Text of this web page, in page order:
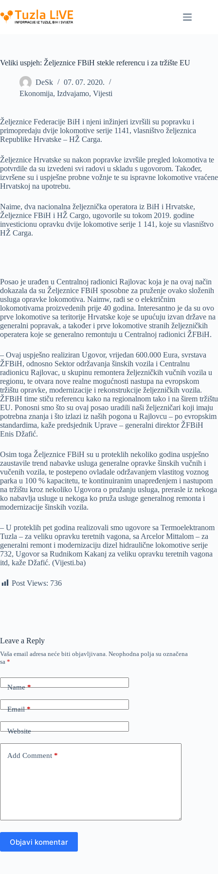
to
content
Veliki uspjeh: Željeznice FBiH stekle referencu i za tržište EU
DeSk
07. 07. 2020.
Ekonomija, Izdvajamo, Vijesti
Željeznice Federacije BiH i njeni inžinjeri izvršili su popravku i
primopredaju dvije lokomotive serije 1141, vlasništvo željeznica
Republike Hrvatske – HŽ Carga.
Željeznice Hrvatske su nakon popravke izvršile pregled lokomotiva te
potvrdile da su izvedeni svi radovi u skladu s ugovorom. Također,
izvršene su i uspješne probne vožnje te su ispravne lokomotive vraćene
Hrvatskoj na upotrebu.
Naime, dva nacionalna željeznička operatora iz BiH i Hrvatske,
Željeznice FBiH i HŽ Cargo, ugovorile su tokom 2019. godine
investicionu opravku dvije lokomotive serije 1 141, koje su vlasništvo
HŽ Carga.
Posao je urađen u Centralnoj radionici Rajlovac koja je na ovaj način
dokazala da su Željeznice FBiH sposobne za pruženje ovako složenih
usluga opravke lokomotiva. Naimw, radi se o električnim
lokomotivama proizvedenih prije 40 godina. Interesantno je da su ovo
prve lokomotive sa teritorije Hrvatske koje se upućuju izvan države na
generalni popravak, a također i prve lokomotive stranih željezničkih
operatera koje se generalno remontuju u Centralnoj radionici ŽFBiH.
– Ovaj uspješno realiziran Ugovor, vrijedan 600.000 Eura, svrstava
ŽFBiH, odnosno Sektor održavanja šinskih vozila i Centralnu
radionicu Rajlovac, u skupinu remontera željezničkih vučnih vozila u
regionu, te otvara nove realne mogućnosti nastupa na evropskom
tržištu opravke, modernizacije i rekonstrukcije željezničkih vozila.
ŽFBiH time stiču referencu kako na regionalnom tako i na širem tržištu
EU. Ponosni smo što su ovaj posao uradili naši željezničari koji imaju
potrebna znanja i što izlazi iz naših pogona u Rajlovcu – po evropskim
standardima, kaže predsjednik Uprave – generalni direktor ŽFBiH
Enis Džafić.
Osim toga Željeznice FBiH su u proteklih nekoliko godina uspješno
zaustavile trend nabavke usluga generalne opravke šinskih vučnih i
vučenih vozila, te postepeno ovladale održavanjem vlastitog voznog
parka u 100 % kapacitetu, te kontinuiranim unapređenjem i nastupom
na tržištu kroz nekoliko Ugovora o pružanju usluga, prerasle iz nekoga
ko nabavlja usluge u nekoga ko pruža usluge generalnog remonta i
modernizacije šinskih vozila.
– U proteklih pet godina realizovali smo ugovore sa Termoelektranom
Tuzla – za veliku opravku teretnih vagona, sa Arcelor Mittalom – za
generalni remont i modernizaciju dizel hidraulične lokomotive serije
732, Ugovor sa Rudnikom Kakanj za veliku opravku teretnih vagona
itd, kaže Džafić. (Vijesti.ba)
Post Views: 736
Leave a Reply
Vaša email adresa neće biti objavljivana. Neophodna polja su označena
sa *
Name*
Email*
Website
Add Comment *
Objavi komentar